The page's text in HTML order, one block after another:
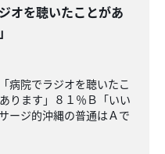
オを聴いたことがあ
病院でラジオを聴いたこ
ります」８１％Ｂ「いい
ージ的沖縄の普通はＡで